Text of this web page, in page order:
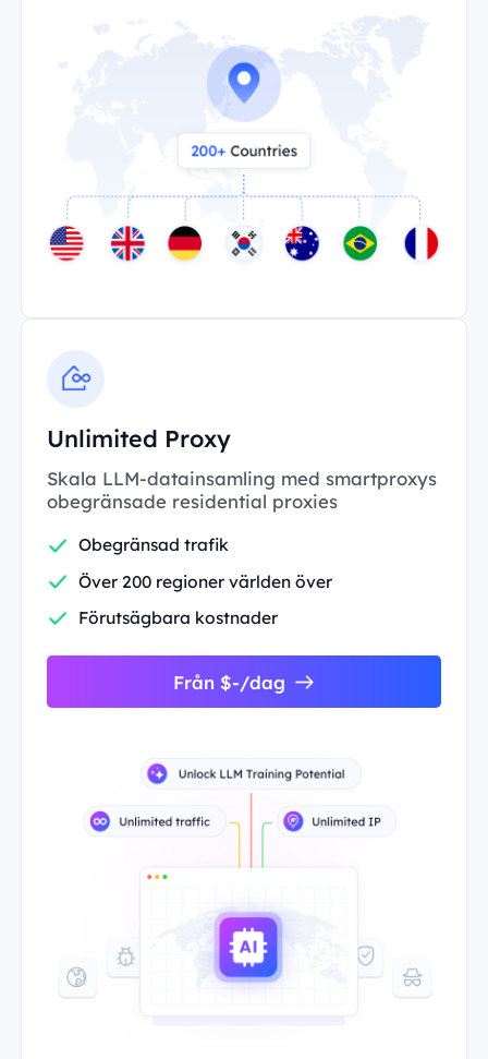
Unlimited Proxy
Skala LLM-datainsamling med smartproxys
obegränsade residential proxies
Obegränsad trafik
Över 200 regioner världen över
Förutsägbara kostnader
Från $-/dag